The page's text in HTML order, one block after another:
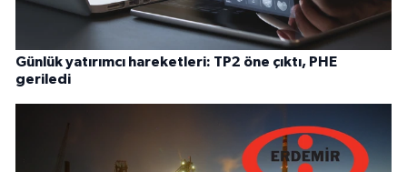
Günlük yatırımcı hareketleri: TP2 öne çıktı, PHE
geriledi